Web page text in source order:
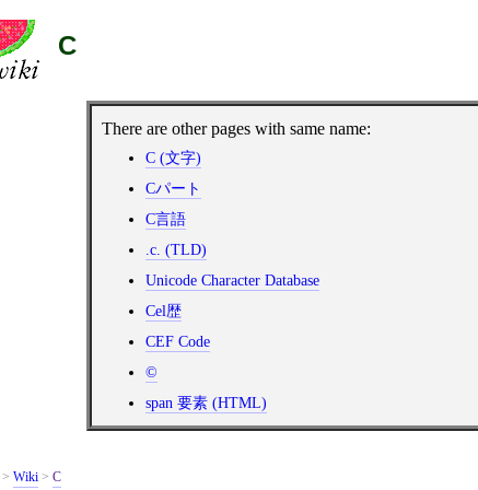
C
There are other pages with same name:
C (文字)
Cパート
C言語
.c. (TLD)
Unicode Character Database
Cel歴
CEF Code
©️
span 要素 (HTML)
> Wiki > C